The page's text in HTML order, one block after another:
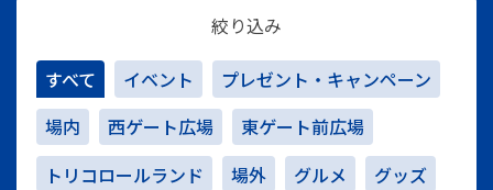
絞り込み
すべて イベント
プレゼント・キャンペーン
場内
西ゲート広場
東ゲート前広場
トリコロールランド
場外 グルメ
グッズ